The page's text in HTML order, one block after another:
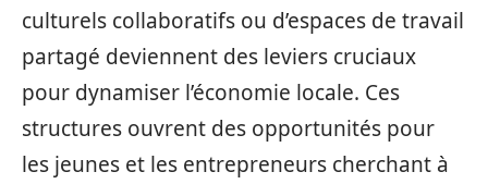
culturels collaboratifs ou d’espaces de travail
partagé deviennent des leviers cruciaux
pour dynamiser l’économie locale. Ces
structures ouvrent des opportunités pour
les jeunes et les entrepreneurs cherchant à